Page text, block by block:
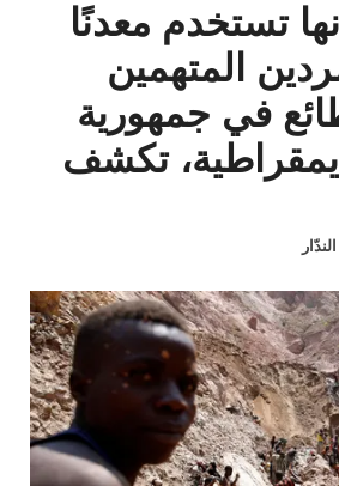
تستخدم معدنًا
المتهمين
في جمهورية
تكشف